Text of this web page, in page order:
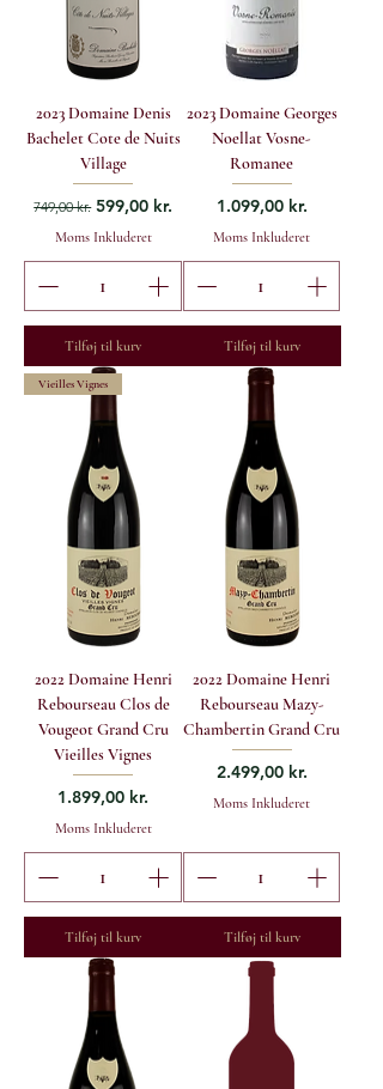
2023 Domaine Denis
Bachelet Cote de Nuits
Village
Regulær pris
749,00 kr. Salgspris
599,00 kr.
Moms Inkluderet
Tilføj til kurv
2023 Domaine Georges
Noellat Vosne-
Romanee
Pris
1.099,00 kr.
Moms Inkluderet
Tilføj til kurv
Vieilles Vignes
2022 Domaine Henri
Rebourseau Clos de
Vougeot Grand Cru
Vieilles Vignes
Pris
1.899,00 kr.
Moms Inkluderet
Tilføj til kurv
2022 Domaine Henri
Rebourseau Mazy-
Chambertin Grand Cru
Pris
2.499,00 kr.
Moms Inkluderet
Tilføj til kurv